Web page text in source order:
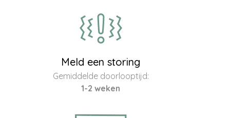
Meld een storing
Gemiddelde doorlooptijd:
1-2 weken